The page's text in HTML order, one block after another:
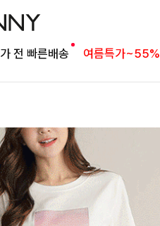
전 빠른배송 여름특가~55%